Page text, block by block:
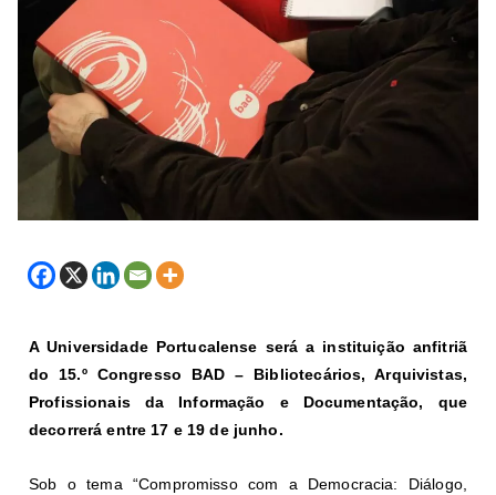
A Universidade Portucalense será a instituição anfitriã
do 15.º Congresso BAD – Bibliotecários, Arquivistas,
Profissionais da Informação e Documentação, que
decorrerá entre 17 e 19 de junho.
Sob o tema “Compromisso com a Democracia: Diálogo,